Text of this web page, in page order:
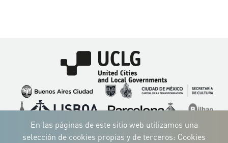
Imagen
Imagen
Imagen
ImagenImagen Imagen
Imagen
ImagenImagenImagen
En las páginas de este sitio web utilizamos una
selección de cookies propias y de terceros: Cookies